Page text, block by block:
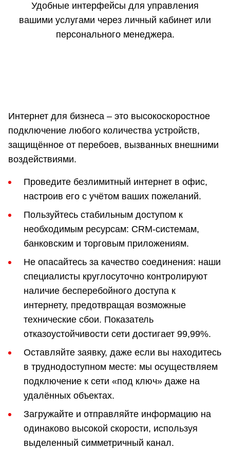
Удобные интерфейсы для управления
вашими услугами через личный кабинет или
персонального менеджера.
Интернет для бизнеса – это высокоскоростное
подключение любого количества устройств,
защищённое от перебоев, вызванных внешними
воздействиями.
Проведите безлимитный интернет в офис,
настроив его с учётом ваших пожеланий.
Пользуйтесь стабильным доступом к
необходимым ресурсам: CRM-системам,
банковским и торговым приложениям.
Не опасайтесь за качество соединения: наши
специалисты круглосуточно контролируют
наличие бесперебойного доступа к
интернету, предотвращая возможные
технические сбои. Показатель
отказоустойчивости сети достигает 99,99%.
Оставляйте заявку, даже если вы находитесь
в труднодоступном месте: мы осуществляем
подключение к сети «под ключ» даже на
удалённых объектах.
Загружайте и отправляйте информацию на
одинаково высокой скорости, используя
выделенный симметричный канал.